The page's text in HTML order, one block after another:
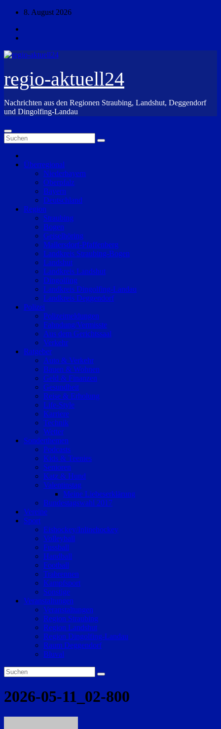
Zum
springen
8. August 2026
regio-aktuell24
Nachrichten aus den Regionen Straubing, Landshut, Deggendorf
und Dingolfing-Landau
Überregional
Niederbayern
Oberpfalz
Bayern
Deutschland
Region
Straubing
Bogen
Geiselhöring
Mallersdorf-Pfaffenberg
Landkreis Straubing-Bogen
Landshut
Landkreis Landshut
Dingolfing
Landkreis Dingolfing-Landau
Landkreis Deggendorf
Polizei
Polizeimeldungen
Fahndung/Vermisste
Aus dem Gerichtssaal
Verkehr
Ratgeber
Auto & Verkehr
Bauen & Wohnen
Geld & Finanzen
Gesundheit
Reise & Erholung
Life-Style
Karriere
Technik
Wetter
Sonderthemen
Podcasts
Kids & Teenies
Senioren
Katz & Hund
Valentinstag
Meine Liebeserklärung
Bundestagswahl 2017
Vereine
Sport
Eishockey/Inlinehockey
Volleyball
Fussball
Handball
Football
Trabrennen
Kampfsport
Sonstige
Veranstaltungen
Veranstaltungen
Region Straubing
Region Landshut
Region Dingolfing-Landau
Raum Deggendorf
Bluval
2026-05-11_02-800